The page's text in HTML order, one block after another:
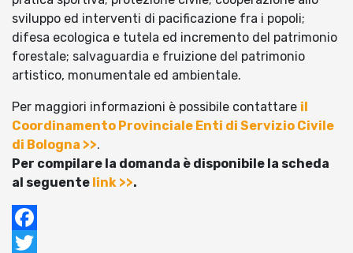
sviluppo ed interventi di pacificazione fra i popoli;
difesa ecologica e tutela ed incremento del patrimonio
forestale; salvaguardia e fruizione del patrimonio
artistico, monumentale ed ambientale.
Per maggiori informazioni è possibile contattare il
Coordinamento Provinciale Enti di Servizio Civile
di Bologna >>.
Per compilare la domanda è disponibile la scheda
al seguente link >>.
Facebook